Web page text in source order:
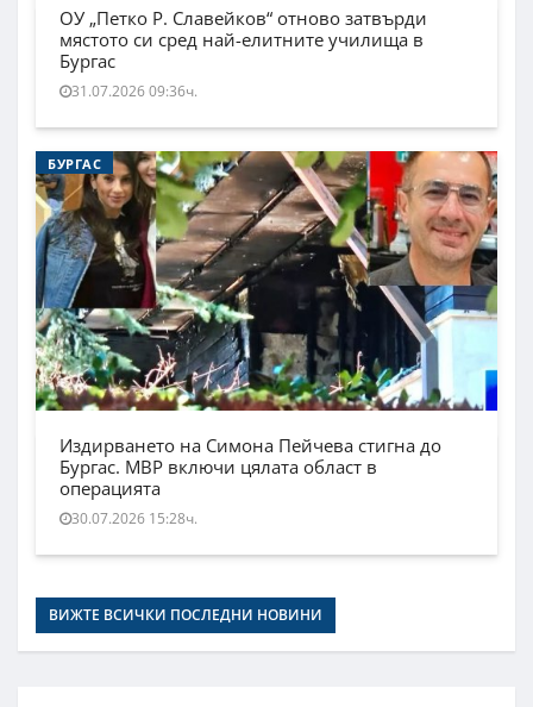
ОУ „Петко Р. Славейков“ отново затвърди
мястото си сред най-елитните училища в
Бургас
31.07.2026 09:36ч.
БУРГАС
Издирването на Симона Пейчева стигна до
Бургас. МВР включи цялата област в
операцията
30.07.2026 15:28ч.
ВИЖТЕ ВСИЧКИ ПОСЛЕДНИ НОВИНИ